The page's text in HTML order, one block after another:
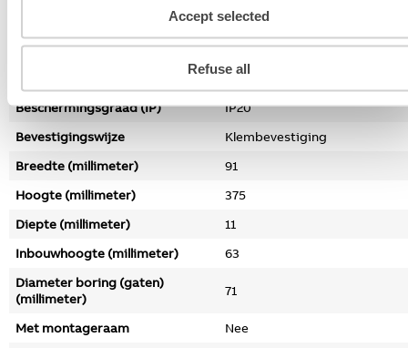
Accept selected
Refuse all
RAL-Nummer (vergelijkbaar)
1018
Transparant
Nee
Nee
Beschermingsgraad (IP)
IP20
Bevestigingswijze
Klembevestiging
Breedte (millimeter)
91
Hoogte (millimeter)
375
Diepte (millimeter)
11
Inbouwhoogte (millimeter)
63
Diameter boring (gaten)
(millimeter)
71
Met montageraam
Nee